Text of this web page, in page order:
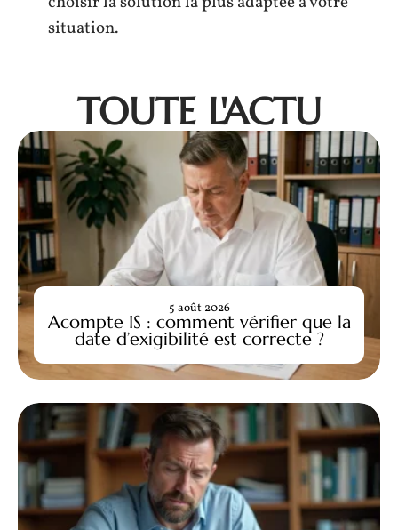
situation.
TOUTE L'ACTU
Acompte IS : comment vérifier que la
date d’exigibilité est correcte ?
5 août 2026